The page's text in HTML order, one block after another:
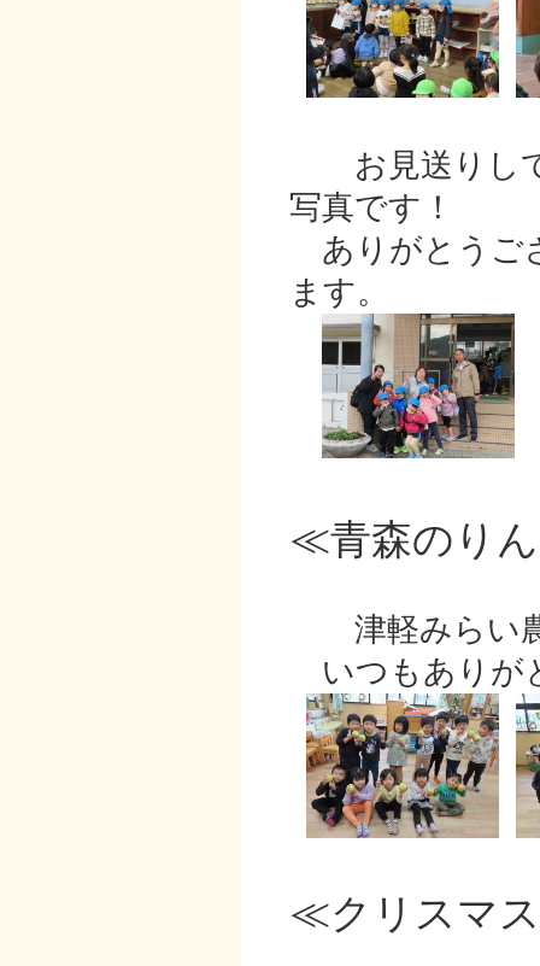
お見送りして
写真です！
ありがとうご
ます。
≪青森のり
津軽みらい農
いつもありが
≪クリスマ